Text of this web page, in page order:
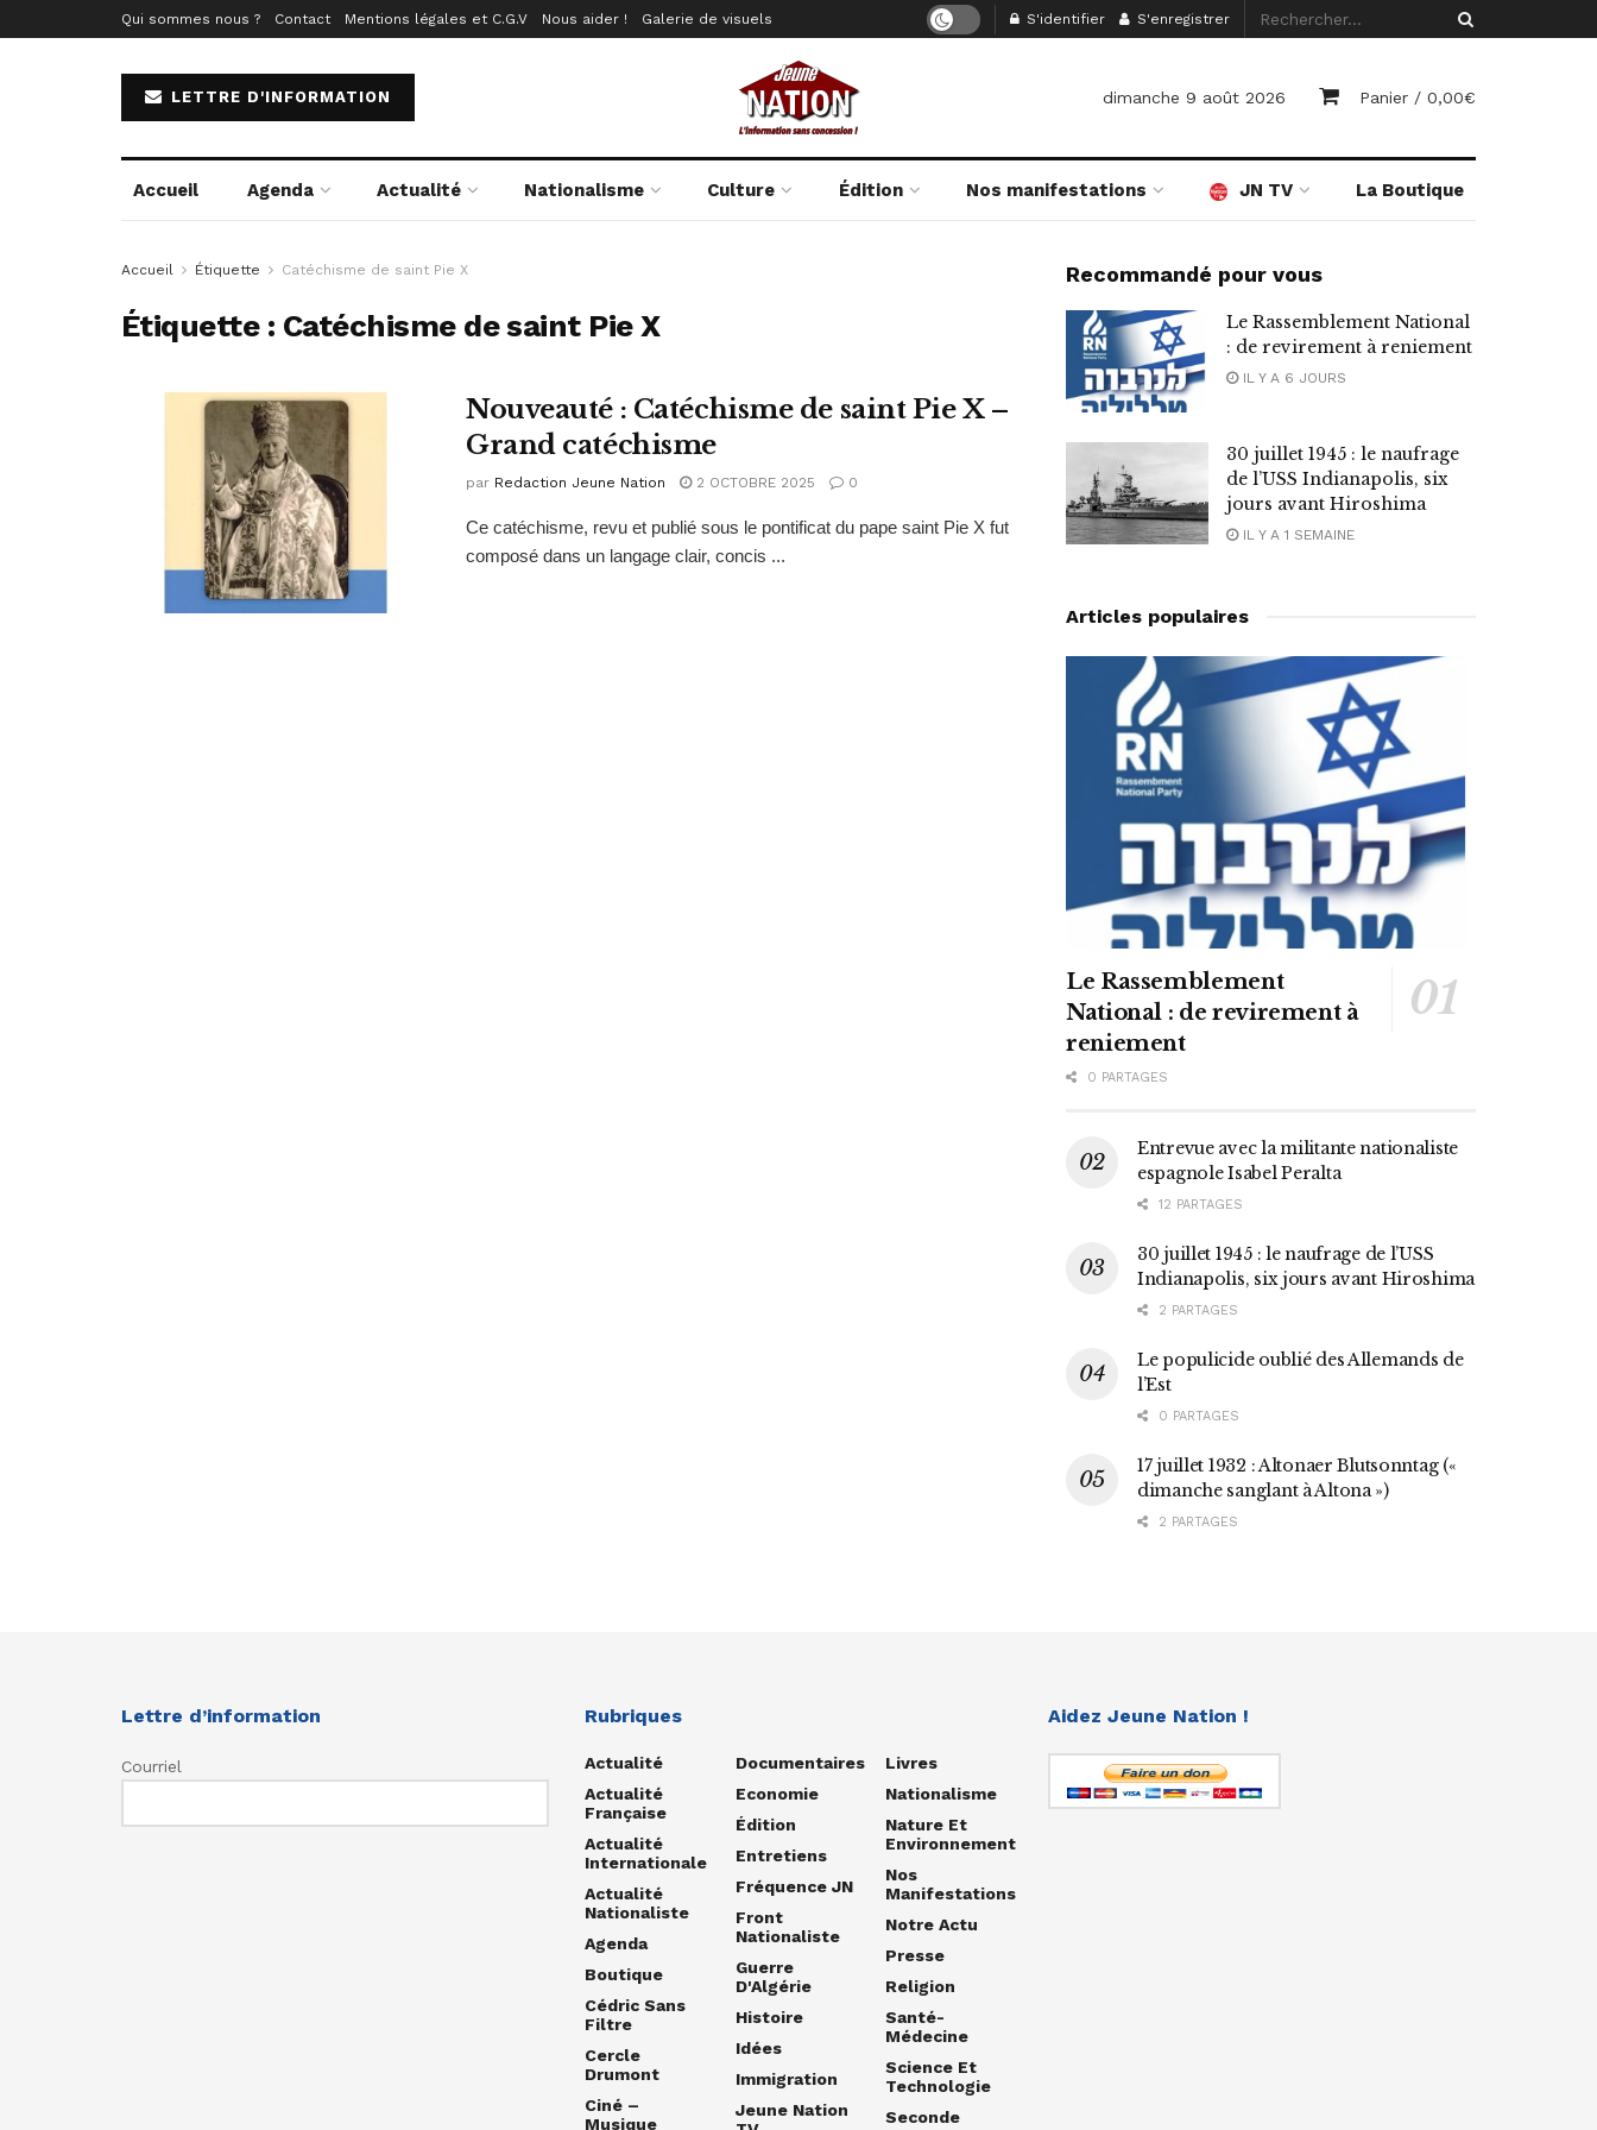
Qui sommes nous ? Contact Mentions légales et C.G.V Nous aider ! Galerie de visuels S'identifier S'enregistrer
LETTRE D'INFORMATION dimanche 9 août 2026 Panier / 0,00€
Accueil Agenda Actualité Nationalisme Culture Édition Nos manifestations JN TV La Boutique
Accueil Étiquette Catéchisme de saint Pie X
Étiquette : Catéchisme de saint Pie X
Nouveauté : Catéchisme de saint Pie X –
Grand catéchisme
par Redaction Jeune Nation 2 OCTOBRE 2025 0
Ce catéchisme, revu et publié sous le pontificat du pape saint Pie X fut
composé dans un langage clair, concis ...
Recommandé pour vous
Le Rassemblement National
: de revirement à reniement
IL Y A 6 JOURS
30 juillet 1945 : le naufrage
de l’USS Indianapolis, six
jours avant Hiroshima
IL Y A 1 SEMAINE
Articles populaires
Le Rassemblement
National : de revirement à
reniement
0 PARTAGES
Entrevue avec la militante nationaliste
espagnole Isabel Peralta
12 PARTAGES
30 juillet 1945 : le naufrage de l’USS
Indianapolis, six jours avant Hiroshima
2 PARTAGES
Le populicide oublié des Allemands de
l’Est
0 PARTAGES
17 juillet 1932 : Altonaer Blutsonntag («
dimanche sanglant à Altona »)
2 PARTAGES
Lettre d’information
Courriel
Rubriques
Actualité
Actualité
Française
Actualité
Internationale
Actualité
Nationaliste
Agenda
Boutique
Cédric Sans
Filtre
Cercle
Drumont
Ciné –
Musique
Documentaires
Economie
Édition
Entretiens
Fréquence JN
Front
Nationaliste
Guerre
D'Algérie
Histoire
Idées
Immigration
Jeune Nation
Livres
Nationalisme
Nature Et
Environnement
Nos
Manifestations
Notre Actu
Presse
Religion
Santé-
Médecine
Science Et
Technologie
Seconde
Aidez Jeune Nation !